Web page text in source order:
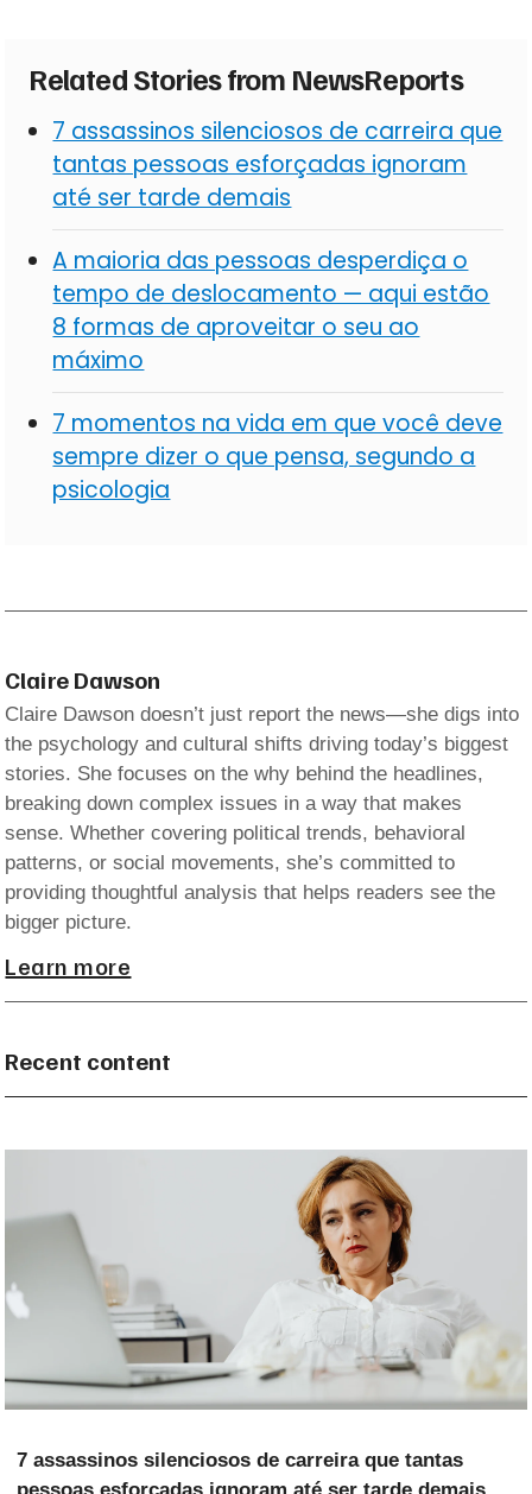
Related Stories from NewsReports
7 assassinos silenciosos de carreira que
tantas pessoas esforçadas ignoram
até ser tarde demais
A maioria das pessoas desperdiça o
tempo de deslocamento — aqui estão
8 formas de aproveitar o seu ao
máximo
7 momentos na vida em que você deve
sempre dizer o que pensa, segundo a
psicologia
Claire Dawson
Claire Dawson doesn’t just report the news—she digs into
the psychology and cultural shifts driving today’s biggest
stories. She focuses on the why behind the headlines,
breaking down complex issues in a way that makes
sense. Whether covering political trends, behavioral
patterns, or social movements, she’s committed to
providing thoughtful analysis that helps readers see the
bigger picture.
Learn more
Recent content
7 assassinos silenciosos de carreira que tantas